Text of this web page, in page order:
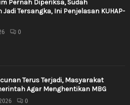
Pernah Diperiksa, Sudah
Tersangka, Ini Penjelasan KUHAP-
0
Terus Terjadi, Masyarakat
Agar Menghentikan MBG
0